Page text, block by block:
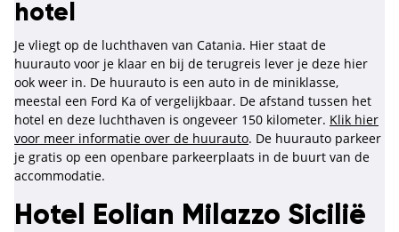
hotel
Je vliegt op de luchthaven van Catania. Hier staat de
huurauto voor je klaar en bij de terugreis lever je deze hier
ook weer in. De huurauto is een auto in de miniklasse,
meestal een Ford Ka of vergelijkbaar. De afstand tussen het
hotel en deze luchthaven is ongeveer 150 kilometer. Klik hier
voor meer informatie over de huurauto. De huurauto parkeer
je gratis op een openbare parkeerplaats in de buurt van de
accommodatie.
Hotel Eolian Milazzo Sicilië